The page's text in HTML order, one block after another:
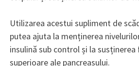
Utilizarea acestui supliment de
putea ajuta la menținerea
insulină sub control și la
superioare ale pancreasului.